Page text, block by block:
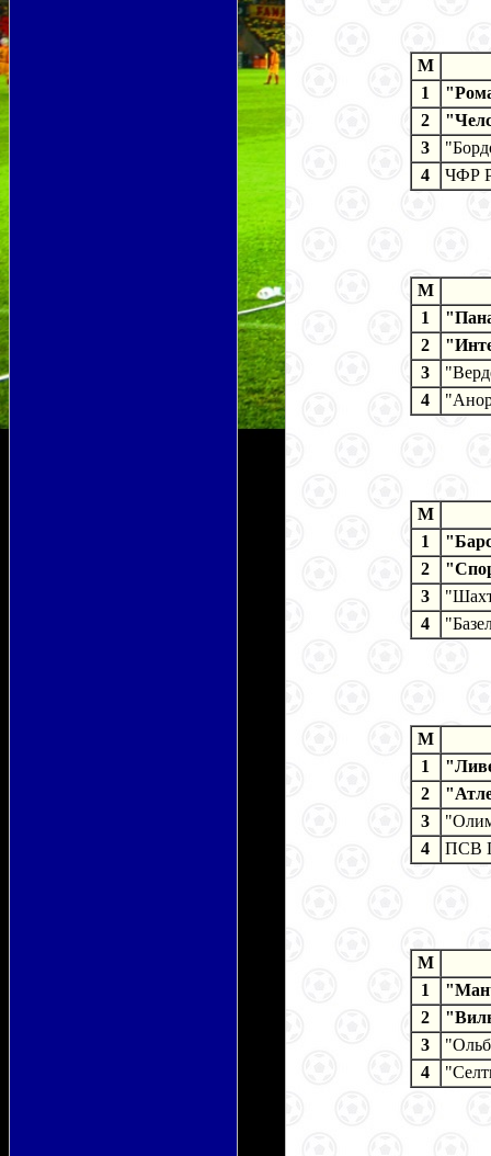
M
1
2
3
4
ЧФР
M
1
2
3
4
M
1
2
3
4
M
1
2
3
4
ПСВ
M
1
2
3
4